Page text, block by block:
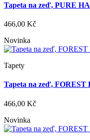
Tapeta na zeď, PURE
466,00 Kč
Novinka
Tapety
Tapeta na zeď, FOREST
466,00 Kč
Novinka